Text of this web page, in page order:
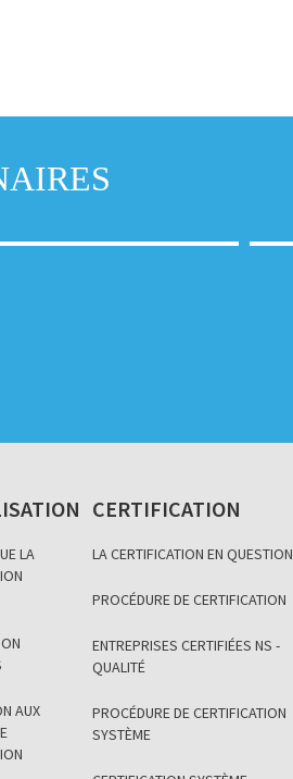
LA
AUX
CERTIFICATION
LA CERTIFICATION EN QUESTION
PROCÉDURE DE CERTIFICATION
ENTREPRISES CERTIFIÉES NS -
QUALITÉ
PROCÉDURE DE CERTIFICATION
SYSTÈME